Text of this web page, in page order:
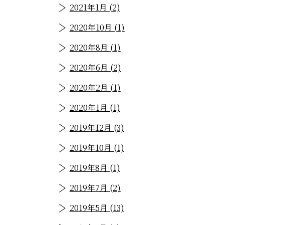
2021年1月 (2)
2020年10月 (1)
2020年8月 (1)
2020年6月 (2)
2020年2月 (1)
2020年1月 (1)
2019年12月 (3)
2019年10月 (1)
2019年8月 (1)
2019年7月 (2)
2019年5月 (13)